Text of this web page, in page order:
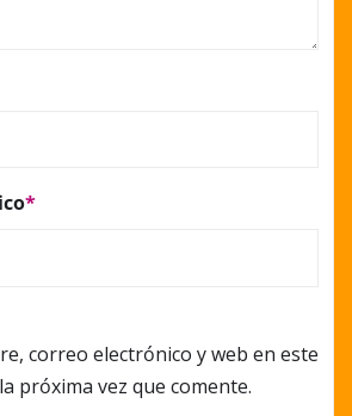
*
correo electrónico y web en este
próxima vez que comente.